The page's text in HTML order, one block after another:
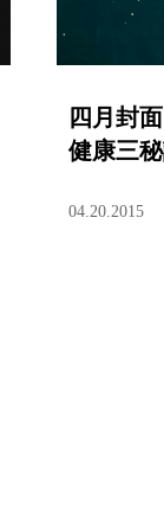
四月封
健康三
04.20.2015